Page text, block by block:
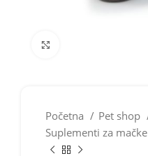
Početna Pet shop
Suplementi za mačke